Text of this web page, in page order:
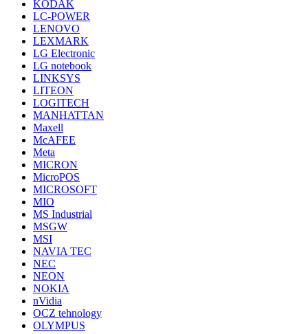
KODAK
LC-POWER
LENOVO
LEXMARK
LG Electronic
LG notebook
LINKSYS
LITEON
LOGITECH
MANHATTAN
Maxell
McAFEE
Meta
MICRON
MicroPOS
MICROSOFT
MIO
MS Industrial
MSGW
MSI
NAVIA TEC
NEC
NEON
NOKIA
nVidia
OCZ tehnology
OLYMPUS